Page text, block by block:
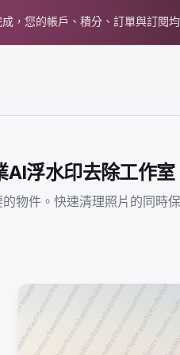
，您的帳戶、積分、訂單與訂閱
AI浮水印去除工作室
物件。快速清理照片的同時